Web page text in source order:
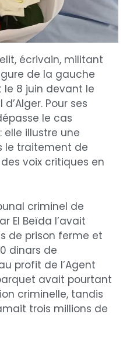
écrivain, militant
de la gauche
le 8 juin devant le
Pour ses
le cas
elle illustre une
le traitement de
voix critiques en
criminel de
El Beïda l’avait
de prison ferme et
dinars de
profit de l’Agent
avait pourtant
criminelle, tandis
trois millions de